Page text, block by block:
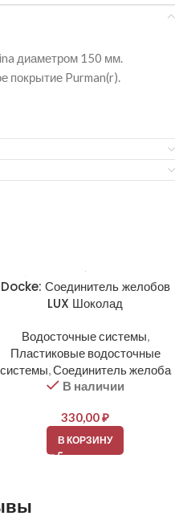
диаметром 150 мм.
покрытие Purman(r).
Docke: Соединитель желобов
LUX Шоколад
Водосточные системы,
Пластиковые водосточные
системы,Соединитель желоба
В наличии
330,00₽
В КОРЗИНУ